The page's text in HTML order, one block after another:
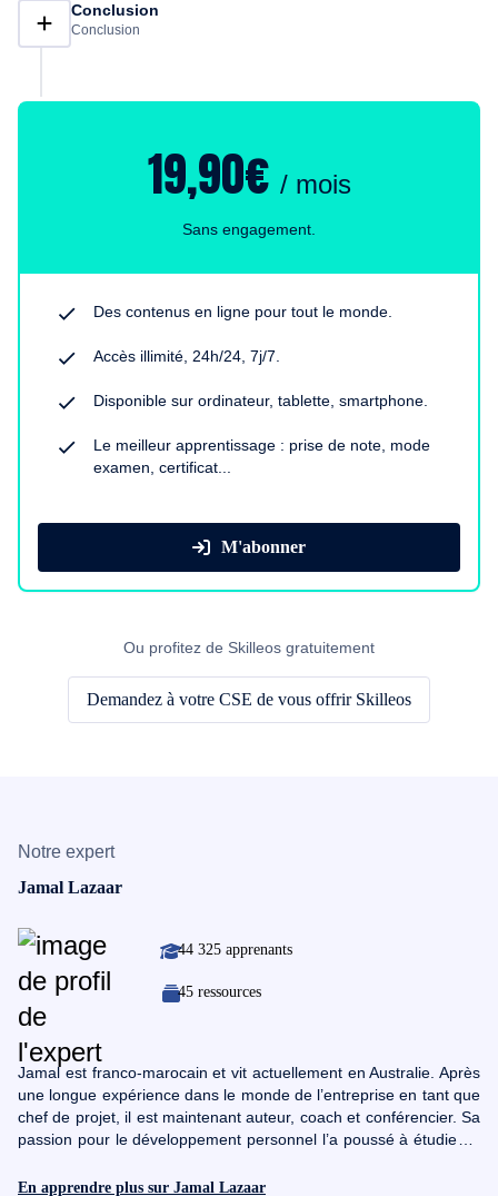
Conclusion
Conclusion
19,90€ / mois
Sans engagement.
Des contenus en ligne pour tout le monde.
Accès illimité, 24h/24, 7j/7.
Disponible sur ordinateur, tablette, smartphone.
Le meilleur apprentissage : prise de note, mode
examen, certificat...
M'abonner
Ou profitez de Skilleos gratuitement
Demandez à votre CSE de vous offrir Skilleos
Notre expert
Jamal Lazaar
44 325 apprenants
45 ressources
Jamal est franco-marocain et vit actuellement en Australie. Après
une longue expérience dans le monde de l’entreprise en tant que
chef de projet, il est maintenant auteur, coach et conférencier. Sa
passion pour le développement personnel l’a poussé à étudier la
Aujourd’hui, il est coach certifié en PNL, en hypnose et Time Line
En apprendre plus sur Jamal Lazaar